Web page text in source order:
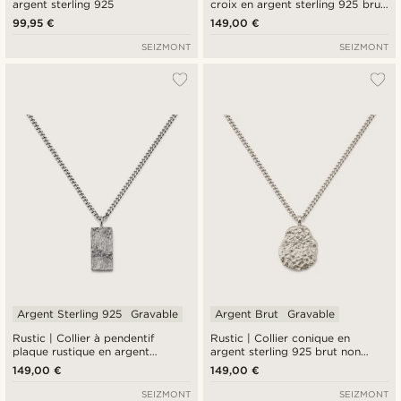
argent sterling 925
99,95 €
SEIZMONT
croix en argent sterling 925 brut
non plaqué
149,00 €
SEIZMONT
Rustic | Collier à pendentif
plaque rustique en argent
sterling 925
Argent Sterling 925 Gravable
149,00 €
SEIZMONT
Rustic | Collier conique en
argent sterling 925 brut non
plaqué
Argent Brut Gravable
149,00 €
SEIZMONT